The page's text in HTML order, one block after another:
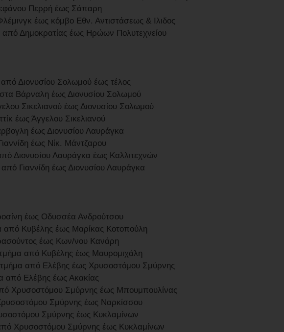
Περρή έως Σάπαρη
έως κόμβο Εθν. Αντιστάσεως & Ιλιδος
Δημοκρατίας έως Ηρώων Πολυτεχνείου
Διονυσίου Σολωμού έως τέλος
Βάρναλη έως Διονυσίου Σολωμού
Σικελιανού έως Διονυσίου Σολωμού
έως Άγγελου Σικελιανού
έως Διονυσίου Λαυράγκα
έως Νίκ. Μάντζαρου
Διονυσίου Λαυράγκα έως Καλλιτεχνών
Γιαννίδη έως Διονυσίου Λαυράγκα
έως Οδυσσέα Ανδρούτσου
από Κυβέλης έως Μαρίκας Κοτοπούλη
έως Κων/νου Κανάρη
από Κυβέλης έως Μαυρομιχάλη
από Ελέβης έως Χρυσοστόμου Σμύρνης
Ελέβης έως Ακακίας
Χρυσοστόμου Σμύρνης έως Μπουμπουλίνας
Σμύρνης έως Ναρκίσσου
Σμύρνης έως Κυκλαμίνων
Χρυσοστόμου Σμύρνης έως Κυκλαμίνων